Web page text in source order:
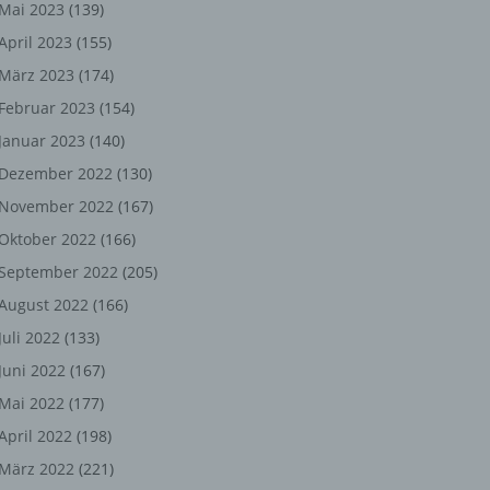
Mai 2023 (139)
2023 (155)
März 2023 (174)
Februar 2023 (154)
Januar 2023 (140)
Dezember 2022 (130)
November 2022 (167)
Oktober 2022 (166)
September 2022 (205)
2022 (166)
Juli 2022 (133)
Juni 2022 (167)
Mai 2022 (177)
2022 (198)
März 2022 (221)
oder